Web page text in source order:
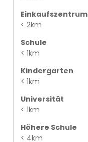
Einkaufszentrum
< 2km
Schule
< 1km
Kindergarten
< 1km
Universität
< 1km
Höhere Schule
< 4km